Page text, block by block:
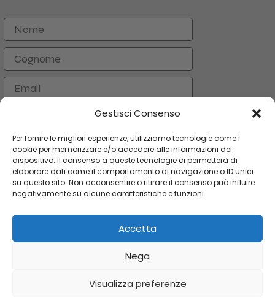
Gestisci Consenso
Per fornire le migliori esperienze, utilizziamo tecnologie come i
cookie per memorizzare e/o accedere alle informazioni del
dispositivo. Il consenso a queste tecnologie ci permetterà di
elaborare dati come il comportamento di navigazione o ID unici
su questo sito. Non acconsentire o ritirare il consenso può influire
negativamente su alcune caratteristiche e funzioni.
Accetta
Nega
Visualizza preferenze
Nome
Cognome
Email
ISCRIVITI
CATEGORIE
LINK UTILI
AREA UTENTE
Copyright 2024 Orologi & Bijoux. Tutti i diritti riservati